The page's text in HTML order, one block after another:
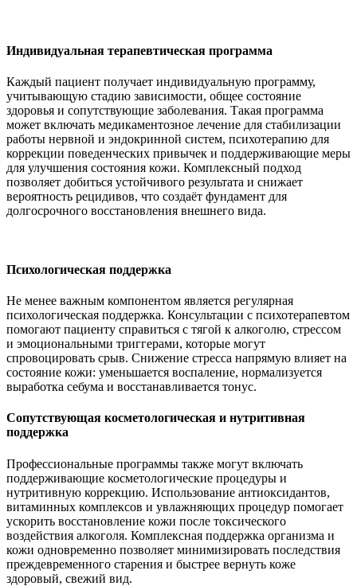
Индивидуальная терапевтическая программа
Каждый пациент получает индивидуальную программу,
учитывающую стадию зависимости, общее состояние
здоровья и сопутствующие заболевания. Такая программа
может включать медикаментозное лечение для стабилизации
работы нервной и эндокринной систем, психотерапию для
коррекции поведенческих привычек и поддерживающие меры
для улучшения состояния кожи. Комплексный подход
позволяет добиться устойчивого результата и снижает
вероятность рецидивов, что создаёт фундамент для
долгосрочного восстановления внешнего вида.
Психологическая поддержка
Не менее важным компонентом является регулярная
психологическая поддержка. Консультации с психотерапевтом
помогают пациенту справиться с тягой к алкоголю, стрессом
и эмоциональными триггерами, которые могут
спровоцировать срыв. Снижение стресса напрямую влияет на
состояние кожи: уменьшается воспаление, нормализуется
выработка себума и восстанавливается тонус.
Сопутствующая косметологическая и нутритивная
поддержка
Профессиональные программы также могут включать
поддерживающие косметологические процедуры и
нутритивную коррекцию. Использование антиоксидантов,
витаминных комплексов и увлажняющих процедур помогает
ускорить восстановление кожи после токсического
воздействия алкоголя. Комплексная поддержка организма и
кожи одновременно позволяет минимизировать последствия
преждевременного старения и быстрее вернуть коже
здоровый, свежий вид.